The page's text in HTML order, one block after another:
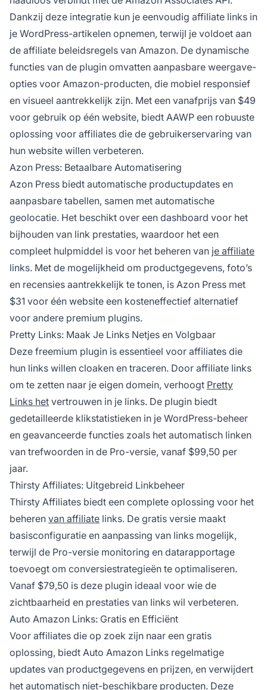
Dankzij deze integratie kun je eenvoudig affiliate links in
je WordPress-artikelen opnemen, terwijl je voldoet aan
de affiliate beleidsregels van Amazon. De dynamische
functies van de plugin omvatten aanpasbare weergave-
opties voor Amazon-producten, die mobiel responsief
en visueel aantrekkelijk zijn. Met een vanafprijs van $49
voor gebruik op één website, biedt AAWP een robuuste
oplossing voor affiliates die de gebruikerservaring van
hun website willen verbeteren.
Azon Press: Betaalbare Automatisering
Azon Press biedt automatische productupdates en
aanpasbare tabellen, samen met automatische
geolocatie. Het beschikt over een dashboard voor het
bijhouden van link prestaties, waardoor het een
compleet hulpmiddel is voor het beheren van je affiliate
links. Met de mogelijkheid om productgegevens, foto’s
en recensies aantrekkelijk te tonen, is Azon Press met
$31 voor één website een kosteneffectief alternatief
voor andere premium plugins.
Pretty Links: Maak Je Links Netjes en Volgbaar
Deze freemium plugin is essentieel voor affiliates die
hun links willen cloaken en traceren. Door affiliate links
om te zetten naar je eigen domein, verhoogt Pretty
Links het vertrouwen in je links. De plugin biedt
gedetailleerde klikstatistieken in je WordPress-beheer
en geavanceerde functies zoals het automatisch linken
van trefwoorden in de Pro-versie, vanaf $99,50 per
jaar.
Thirsty Affiliates: Uitgebreid Linkbeheer
Thirsty Affiliates biedt een complete oplossing voor het
beheren van affiliate links. De gratis versie maakt
basisconfiguratie en aanpassing van links mogelijk,
terwijl de Pro-versie monitoring en datarapportage
toevoegt om conversiestrategieën te optimaliseren.
Vanaf $79,50 is deze plugin ideaal voor wie de
zichtbaarheid en prestaties van links wil verbeteren.
Auto Amazon Links: Gratis en Efficiënt
Voor affiliates die op zoek zijn naar een gratis
oplossing, biedt Auto Amazon Links regelmatige
updates van productgegevens en prijzen, en verwijdert
het automatisch niet-beschikbare producten. Deze